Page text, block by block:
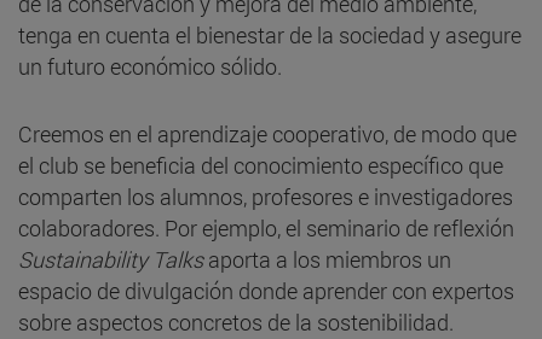
tenga en cuenta el bienestar de la sociedad y asegure
un futuro económico sólido.
Creemos en el aprendizaje cooperativo, de modo que
el club se beneficia del conocimiento específico que
comparten los alumnos, profesores e investigadores
colaboradores. Por ejemplo, el seminario de reflexión
Sustainability Talksaporta a los miembros un
espacio de divulgación donde aprender con expertos
sobre aspectos concretos de la sostenibilidad.